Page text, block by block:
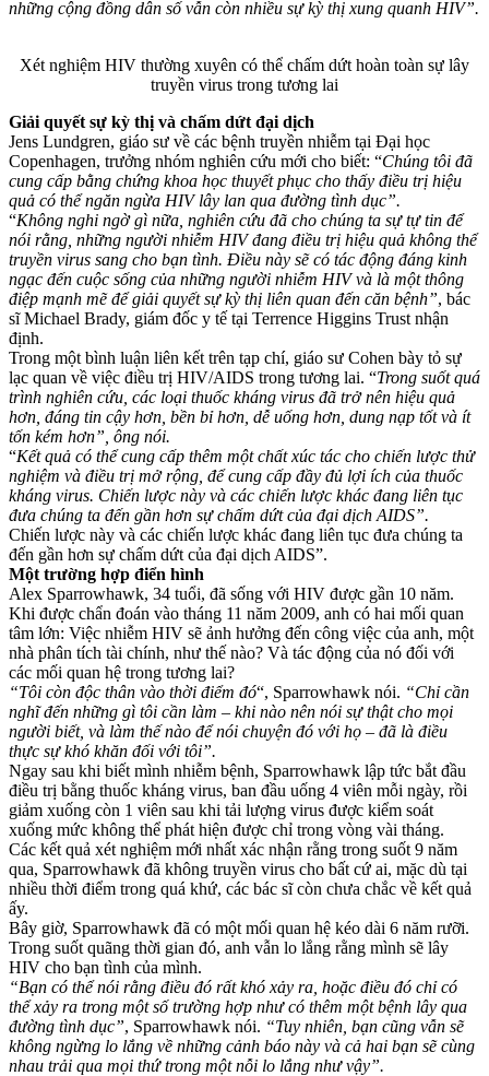
những cộng đồng dân số vẫn còn nhiều sự kỳ thị xung quanh HIV”.
Xét nghiệm HIV thường xuyên có thể chấm dứt hoàn toàn sự lây
truyền virus trong tương lai
Giải quyết sự kỳ thị và chấm dứt đại dịch
Jens Lundgren, giáo sư về các bệnh truyền nhiễm tại Đại học
Copenhagen, trưởng nhóm nghiên cứu mới cho biết: “Chúng tôi đã
cung cấp bằng chứng khoa học thuyết phục cho thấy điều trị hiệu
quả có thể ngăn ngừa HIV lây lan qua đường tình dục”.
“Không nghi ngờ gì nữa, nghiên cứu đã cho chúng ta sự tự tin để
nói rằng, những người nhiễm HIV đang điều trị hiệu quả không thể
truyền virus sang cho bạn tình. Điều này sẽ có tác động đáng kinh
ngạc đến cuộc sống của những người nhiễm HIV và là một thông
điệp mạnh mẽ để giải quyết sự kỳ thị liên quan đến căn bệnh”, bác
sĩ Michael Brady, giám đốc y tế tại Terrence Higgins Trust nhận
định.
Trong một bình luận liên kết trên tạp chí, giáo sư Cohen bày tỏ sự
lạc quan về việc điều trị HIV/AIDS trong tương lai. “Trong suốt quá
trình nghiên cứu, các loại thuốc kháng virus đã trở nên hiệu quả
hơn, đáng tin cậy hơn, bền bỉ hơn, dễ uống hơn, dung nạp tốt và ít
tốn kém hơn”, ông nói.
“Kết quả có thể cung cấp thêm một chất xúc tác cho chiến lược thử
nghiệm và điều trị mở rộng, để cung cấp đầy đủ lợi ích của thuốc
kháng virus. Chiến lược này và các chiến lược khác đang liên tục
đưa chúng ta đến gần hơn sự chấm dứt của đại dịch AIDS”.
Chiến lược này và các chiến lược khác đang liên tục đưa chúng ta
đến gần hơn sự chấm dứt của đại dịch AIDS”.
Một trường hợp điển hình
Alex Sparrowhawk, 34 tuổi, đã sống với HIV được gần 10 năm.
Khi được chẩn đoán vào tháng 11 năm 2009, anh có hai mối quan
tâm lớn: Việc nhiễm HIV sẽ ảnh hưởng đến công việc của anh, một
nhà phân tích tài chính, như thế nào? Và tác động của nó đối với
các mối quan hệ trong tương lai?
“Tôi còn độc thân vào thời điểm đó“, Sparrowhawk nói. “Chỉ cần
nghĩ đến những gì tôi cần làm – khi nào nên nói sự thật cho mọi
người biết, và làm thế nào để nói chuyện đó với họ – đã là điều
thực sự khó khăn đối với tôi”.
Ngay sau khi biết mình nhiễm bệnh, Sparrowhawk lập tức bắt đầu
điều trị bằng thuốc kháng virus, ban đầu uống 4 viên mỗi ngày, rồi
giảm xuống còn 1 viên sau khi tải lượng virus được kiểm soát
xuống mức không thể phát hiện được chỉ trong vòng vài tháng.
Các kết quả xét nghiệm mới nhất xác nhận rằng trong suốt 9 năm
qua, Sparrowhawk đã không truyền virus cho bất cứ ai, mặc dù tại
nhiều thời điểm trong quá khứ, các bác sĩ còn chưa chắc về kết quả
ấy.
Bây giờ, Sparrowhawk đã có một mối quan hệ kéo dài 6 năm rưỡi.
Trong suốt quãng thời gian đó, anh vẫn lo lắng rằng mình sẽ lây
HIV cho bạn tình của mình.
“Bạn có thể nói rằng điều đó rất khó xảy ra, hoặc điều đó chỉ có
thể xảy ra trong một số trường hợp như có thêm một bệnh lây qua
đường tình dục”, Sparrowhawk nói. “Tuy nhiên, bạn cũng vẫn sẽ
không ngừng lo lắng về những cảnh báo này và cả hai bạn sẽ cùng
nhau trải qua mọi thứ trong một nỗi lo lắng như vậy”.